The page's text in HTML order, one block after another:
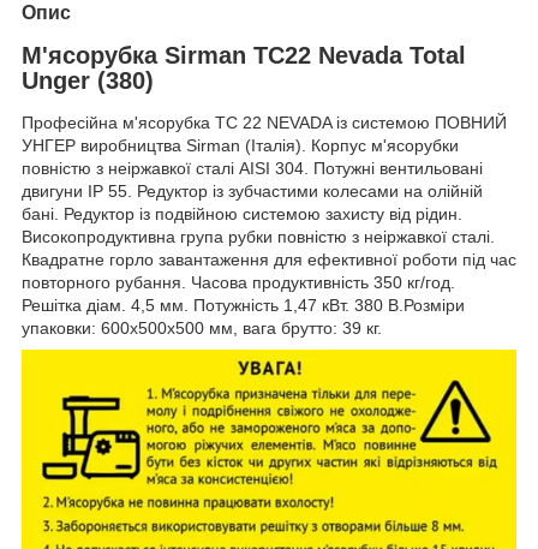
Опис
М'ясорубка Sirman TC22 Nevada Total
Unger (380)
Професійна м'ясорубка TC 22 NEVADA із системою ПОВНИЙ
УНГЕР виробництва Sirman (Італія). Корпус м'ясорубки
повністю з неіржавкої сталі AISI 304. Потужні вентильовані
двигуни IP 55. Редуктор із зубчастими колесами на олійній
бані. Редуктор із подвійною системою захисту від рідин.
Високопродуктивна група рубки повністю з неіржавкої сталі.
Квадратне горло завантаження для ефективної роботи під час
повторного рубання. Часова продуктивність 350 кг/год.
Решітка діам. 4,5 мм. Потужність 1,47 кВт. 380 В.Розміри
упаковки: 600x500x500 мм, вага брутто: 39 кг.